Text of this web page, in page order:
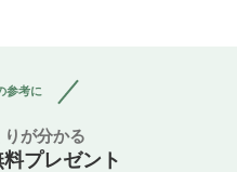
参考に
が分かる
プレゼント